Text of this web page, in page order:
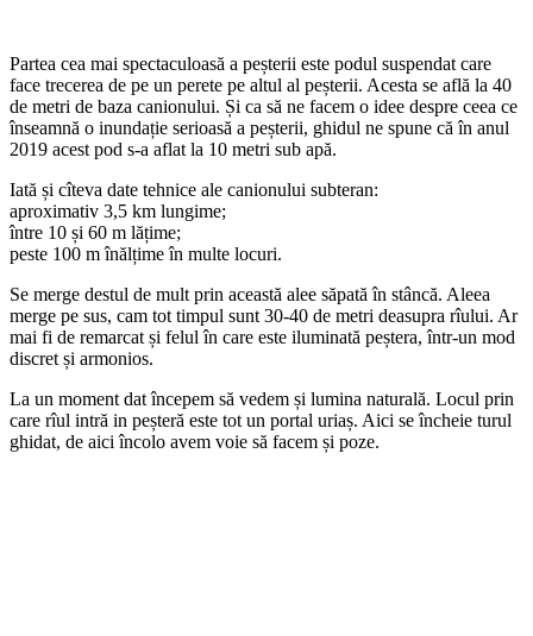
Partea cea mai spectaculoasă a peșterii este podul suspendat care
face trecerea de pe un perete pe altul al peșterii. Acesta se află la 40
de metri de baza canionului. Și ca să ne facem o idee despre ceea ce
înseamnă o inundație serioasă a peșterii, ghidul ne spune că în anul
2019 acest pod s-a aflat la 10 metri sub apă.
Iată și cîteva date tehnice ale canionului subteran:
aproximativ 3,5 km lungime;
între 10 și 60 m lățime;
peste 100 m înălțime în multe locuri.
Se merge destul de mult prin această alee săpată în stâncă. Aleea
merge pe sus, cam tot timpul sunt 30-40 de metri deasupra rîului. Ar
mai fi de remarcat și felul în care este iluminată peștera, într-un mod
discret și armonios.
La un moment dat începem să vedem și lumina naturală. Locul prin
care rîul intră in peșteră este tot un portal uriaș. Aici se încheie turul
ghidat, de aici încolo avem voie să facem și poze.